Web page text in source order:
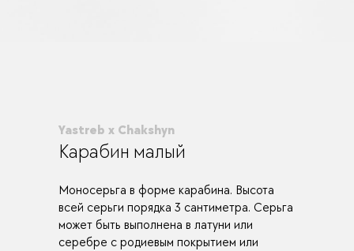
Yastreb x Chakshyn
Карабин малый
Моносерьга в форме карабина. Высота
всей серьги порядка 3 сантиметра. Серьга
может быть выполнена в латуни или
серебре с родиевым покрытием или